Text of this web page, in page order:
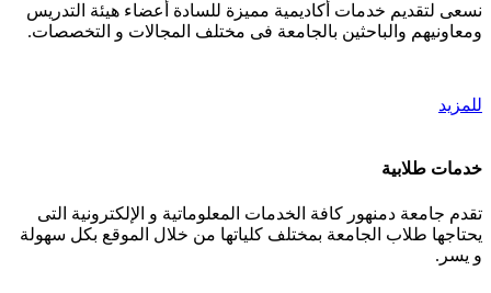
نسعى لتقديم خدمات أكاديمية مميزة للسادة أعضاء هيئة التدريس
ومعاونيهم والباحثين بالجامعة فى مختلف المجالات و التخصصات.
للمزيد
خدمات طلابية
تقدم جامعة دمنهور كافة الخدمات المعلوماتية و الإلكترونية التى
يحتاجها طلاب الجامعة بمختلف كلياتها من خلال الموقع بكل سهولة
و يسر.